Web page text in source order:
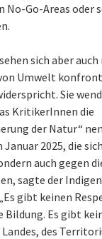
No-Go-Areas oder
sich aber
Umwelt
Sie
KritikerInnen die
der Natur“
2025, die
auch gegen
sagte der
gibt keinen
Bildung. Es gibt
Landes, des